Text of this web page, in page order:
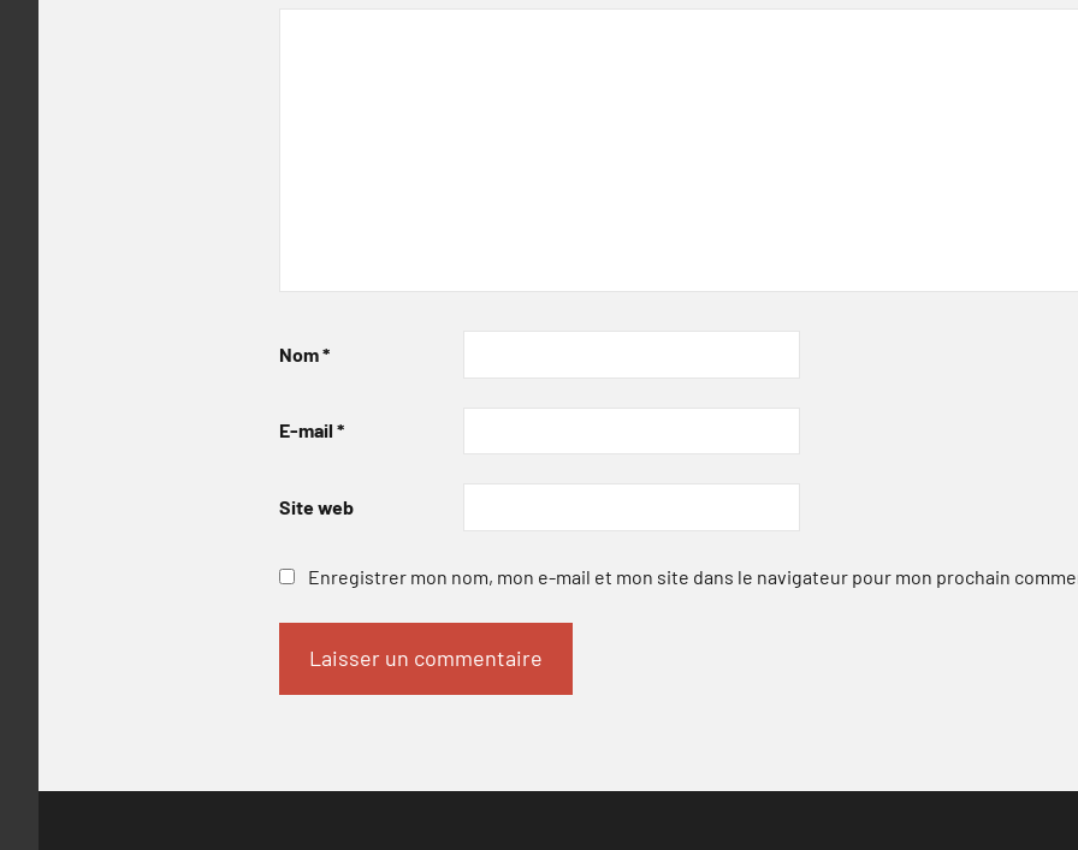
Nom*
E-mail *
Site web
Enregistrer mon nom, mon e-mail et mon site dans le navigateur pour mon prochain